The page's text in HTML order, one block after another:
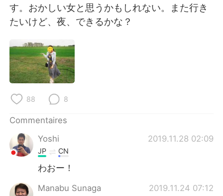
English 简体中文
العربية
Indonesia
Türkçe
Português
す。おかしい女と思うかもしれない。また行き
たいけど、夜、できるかな？
88 8
Commentaires
Yoshi
2019.11.28 02:09
JP CN
わおー！
Manabu Sunaga 2019.11.24 07:12